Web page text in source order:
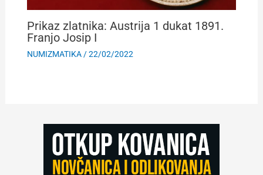
Prikaz zlatnika: Austrija 1 dukat 1891.
Franjo Josip I
NUMIZMATIKA/22/02/2022